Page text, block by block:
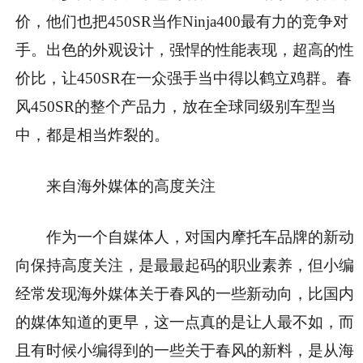
价，他们也把450SR当作Ninja400最有力的竞争对
手。出色的外观设计，强悍的性能表现，超高的性
价比，让450SR在一众强手当中得以鹤立鸡群。春
风450SR的整个产品力，放在全球同级别车型当
中，都是相当炸裂的。
来自海外媒体的高度关注
作为一个自媒体人，对国内摩托车品牌的新动
向保持高度关注，是最最起码的职业素养，但小编
经常发现海外媒体关于春风的一些新动向，比国内
的媒体知道的更早，这一点真的是让人最不如，而
且有时候小编得到的一些关于春风的新料，是从海